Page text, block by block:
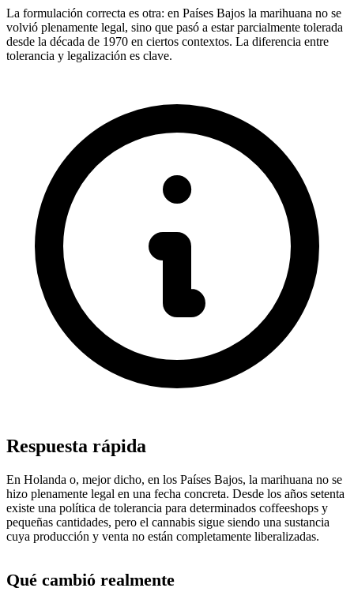
La formulación correcta es otra: en Países Bajos la marihuana no se
volvió plenamente legal, sino que pasó a estar parcialmente tolerada
desde la década de 1970 en ciertos contextos. La diferencia entre
tolerancia y legalización es clave.
Respuesta rápida
En Holanda o, mejor dicho, en los Países Bajos, la marihuana no se
hizo plenamente legal en una fecha concreta. Desde los años setenta
existe una política de tolerancia para determinados coffeeshops y
pequeñas cantidades, pero el cannabis sigue siendo una sustancia
cuya producción y venta no están completamente liberalizadas.
Qué cambió realmente